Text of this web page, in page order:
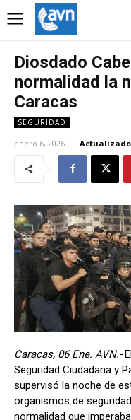
Diosdado
normalidad la
Caracas
SEGURIDAD
enero 6, 2026
Caracas, 06 Ene. AVN.-
Seguridad Ciudadana y
supervisó la noche de
organismos de
normalidad que